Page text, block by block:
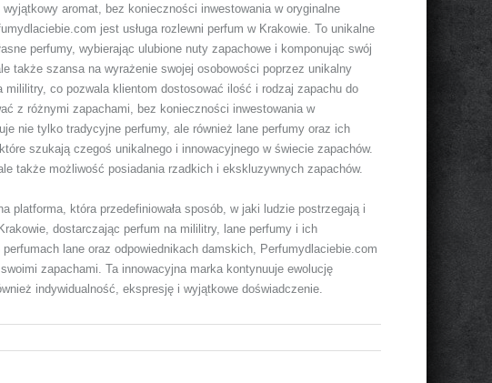
aromat, bez konieczności inwestowania w oryginalne
jest usługa rozlewni perfum w Krakowie. To unikalne
perfumy, wybierając ulubione nuty zapachowe i komponując swój
także szansa na wyrażenie swojej osobowości poprzez unikalny
co pozwala klientom dostosować ilość i rodzaj zapachu do
z różnymi zapachami, bez konieczności inwestowania w
nie tylko tradycyjne perfumy, ale również lane perfumy oraz ich
szukają czegoś unikalnego i innowacyjnego w świecie zapachów.
także możliwość posiadania rzadkich i ekskluzywnych zapachów.
platforma, która przedefiniowała sposób, w jaki ludzie postrzegają i
dostarczając perfum na mililitry, lane perfumy i ich
lane oraz odpowiednikach damskich, Perfumydlaciebie.com
zapachami. Ta innowacyjna marka kontynuuje ewolucję
indywidualność, ekspresję i wyjątkowe doświadczenie.